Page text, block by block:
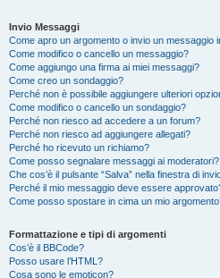
Invio Messaggi
Come apro un argomento o invio un messaggio
Come modifico o cancello un messaggio?
Come aggiungo una firma ai miei messaggi?
Come creo un sondaggio?
Perché non è possibile aggiungere ulteriori
Come modifico o cancello un sondaggio?
Perché non riesco ad accedere a un forum?
Perché non riesco ad aggiungere allegati?
Perché ho ricevuto un richiamo?
Come posso segnalare messaggi ai moderatori?
Che cos’è il pulsante “Salva” nella finestra di
Perché il mio messaggio deve essere
Come posso spostare in cima un mio
Formattazione e tipi di argomenti
Cos’è il BBCode?
Posso usare l’HTML?
Cosa sono le emoticon?